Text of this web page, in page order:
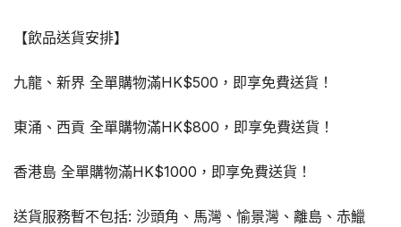
【飲品送貨安排】
九龍、新界 全單購物滿HK$500，即享免費送貨！
東涌、西貢 全單購物滿HK$800，即享免費送貨！
香港島 全單購物滿HK$1000，即享免費送貨！
送貨服務暫不包括: 沙頭角、馬灣、愉景灣、離島、赤鱲